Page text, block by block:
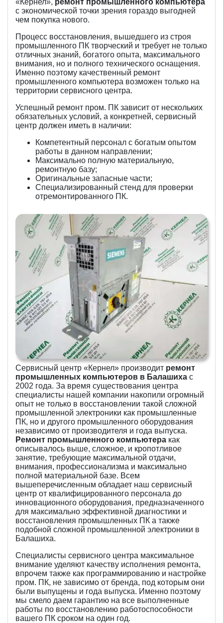
«Кернел», ремонт промышленного компьютера
с экономической точки зрения гораздо выгодней
чем покупка нового.
Процесс восстановления, вышедшего из строя
промышленного ПК творческий и требует не только
отличных знаний, богатого опыта, максимального
внимания, но и полного технического оснащения.
Именно поэтому качественный ремонт
промышленного компьютера возможен только на
территории сервисного центра.
Успешный ремонт пром. ПК зависит от нескольких
обязательных условий, а конкретней, сервисный
центр должен иметь в наличии:
Компетентный персонал с богатым опытом
работы в данном направлении;
Максимально полную материальную,
ремонтную базу;
Оригинальные запасные части;
Специализированный стенд для проверки
отремонтированного ПК.
Сервисный центр «Кернел» производит ремонт
промышленных компьютеров в Балашиха с
2002 года. За время существования центра
специалисты нашей компании накопили огромный
опыт не только в восстановлении такой сложной
промышленной электроники как промышленные
ПК, но и другого промышленного оборудования
независимо от производителя и года выпуска.
Ремонт промышленного компьютера как
описывалось выше, сложное, и кропотливое
занятие, требующие максимальной отдачи,
внимания, профессионализма и максимально
полной материальной базе. Всем
вышеперечисленным обладает наш сервисный
центр от квалифицированного персонала до
инновационного оборудования, предназначенного
для максимально эффективной диагностики и
восстановления промышленных ПК а также
подобной сложной промышленной электроники в
Балашиха.
Специалисты сервисного центра максимальное
внимание уделяют качеству исполнения ремонта,
впрочем также как программированию и настройке
пром. ПК, не зависимо от бренда, под которым они
были выпущены и года выпуска. Именно поэтому
мы смело даем гарантию на все выполненные
работы по восстановлению работоспособности
вашего ПК сроком на один год.